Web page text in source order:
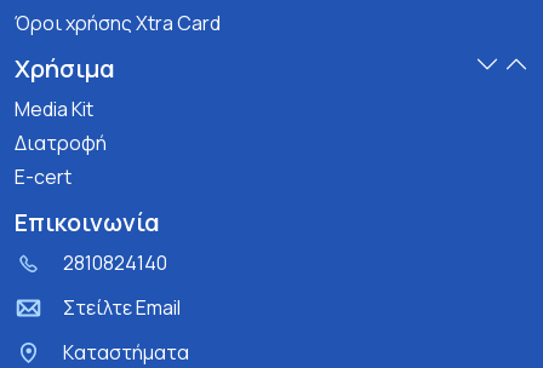
Όροι χρήσης Xtra Card
Χρήσιμα
Media Kit
Διατροφή
E-cert
Επικοινωνία
2810824140
Στείλτε Email
Kαταστήματα